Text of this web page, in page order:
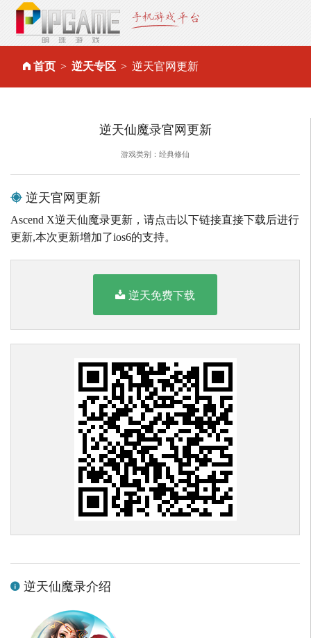
首页 逆天专区 逆天官网更新
逆天仙魔录官网更新
游戏类别：经典修仙
逆天官网更新
Ascend X逆天仙魔录更新，请点击以下链接直接下载后进行
更新,本次更新增加了ios6的支持。
逆天免费下载
逆天仙魔录介绍